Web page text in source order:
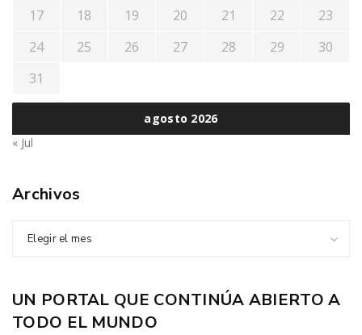
agosto 2026
17
18 19 20 21 22
23
24
25 26 27 28 29
30
31
« Jul
Archivos
Elegir el mes
UN PORTAL QUE CONTINÚA ABIERTO A
TODO EL MUNDO